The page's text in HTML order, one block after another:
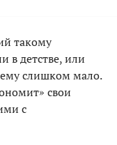
такому
в детстве, или
слишком мало.
свои
с